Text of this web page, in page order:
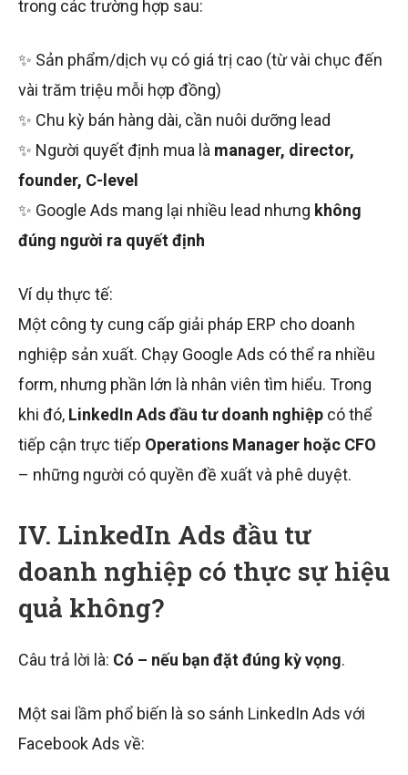
trong các trường hợp sau:
✨ Sản phẩm/dịch vụ có giá trị cao (từ vài chục đến
vài trăm triệu mỗi hợp đồng)
✨ Chu kỳ bán hàng dài, cần nuôi dưỡng lead
✨ Người quyết định mua là manager, director,
founder, C-level
✨ Google Ads mang lại nhiều lead nhưng không
đúng người ra quyết định
Ví dụ thực tế:
Một công ty cung cấp giải pháp ERP cho doanh
nghiệp sản xuất. Chạy Google Ads có thể ra nhiều
form, nhưng phần lớn là nhân viên tìm hiểu. Trong
khi đó, LinkedIn Ads đầu tư doanh nghiệp có thể
tiếp cận trực tiếp Operations Manager hoặc CFO
– những người có quyền đề xuất và phê duyệt.
IV. LinkedIn Ads đầu tư
doanh nghiệp có thực sự hiệu
quả không?
Câu trả lời là: Có – nếu bạn đặt đúng kỳ vọng.
Một sai lầm phổ biến là so sánh LinkedIn Ads với
Facebook Ads về: